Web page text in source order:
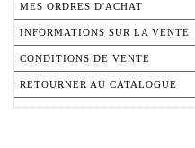
MES ORDRES D'ACHAT
INFORMATIONS SUR LA VENTE
CONDITIONS DE VENTE
RETOURNER AU CATALOGUE